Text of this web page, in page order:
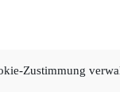
Zustimmung